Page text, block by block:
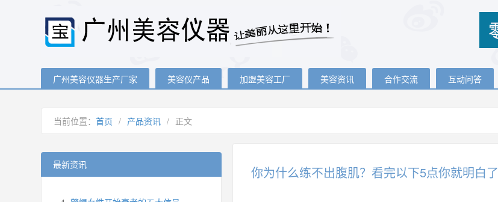
广州美容仪器生产厂家 美容仪产品 加盟美容工厂 美容资讯 合作交流 互动问答
当前位置： 首页 / 产品资讯 / 正文
你为什么练不出腹肌？看完以下5点你就明白了
最新资讯